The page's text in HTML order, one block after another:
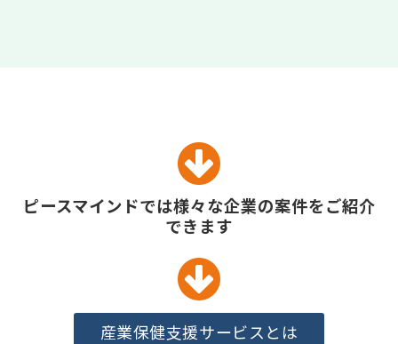
ピースマインドでは様々な企業の案件をご紹介
できます
産業保健支援サービスとは